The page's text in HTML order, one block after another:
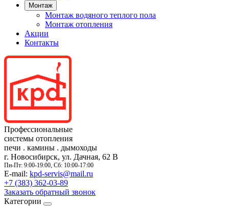
Монтаж
Монтаж водяного теплого пола
Монтаж отопления
Акции
Контакты
Профессиональные
системы отопления
печи . камины . дымоходы
г. Новосибирск, ул. Дачная, 62 В
Пн-Пт: 9:00-19:00, Сб: 10:00-17:00
E-mail: kpd-servis@mail.ru
+7 (383) 362-03-89
Заказать обратный звонок
Категории